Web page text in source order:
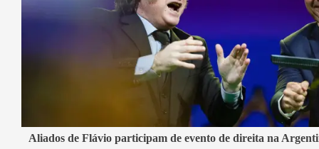
2 min read
Aliados de Flávio participam de evento de direita na